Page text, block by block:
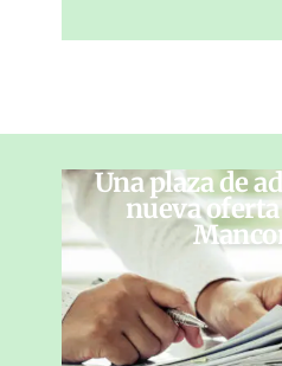
Una plaza de
nueva